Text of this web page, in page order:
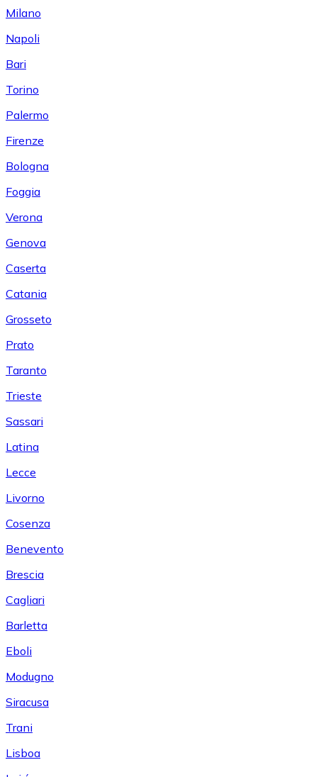
Milano
Napoli
Bari
Torino
Palermo
Firenze
Bologna
Foggia
Verona
Genova
Caserta
Catania
Grosseto
Prato
Taranto
Trieste
Sassari
Latina
Lecce
Livorno
Cosenza
Benevento
Brescia
Cagliari
Barletta
Eboli
Modugno
Siracusa
Trani
Lisboa